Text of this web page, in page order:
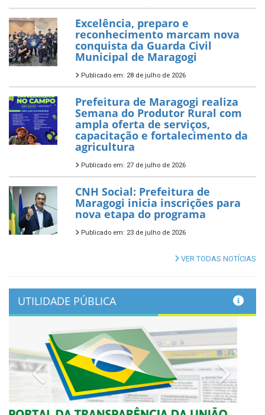
Excelência, preparo e
reconhecimento marcam nova
conquista da Guarda Civil
Municipal de Maragogi
Publicado em: 28 de julho de 2026
Prefeitura de Maragogi realiza
Semana do Produtor Rural com
ampla oferta de serviços,
capacitação e fortalecimento da
agricultura
Publicado em: 27 de julho de 2026
CNH Social: Prefeitura de
Maragogi inicia inscrições para
nova etapa do programa
Publicado em: 23 de julho de 2026
VER TODAS NOTÍCIAS
UTILIDADE PÚBLICA
Previous